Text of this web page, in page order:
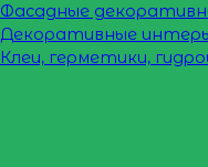
Фасадные
Декоративные
Клеи, герметики,